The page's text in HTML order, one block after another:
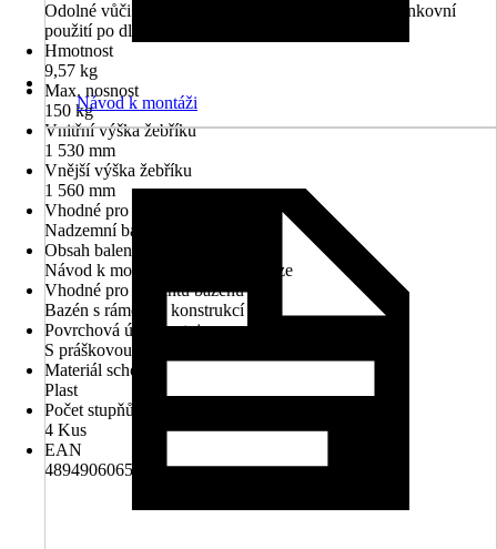
Odolné vůči povětrnostním vlivům – vhodné pro venkovní
použití po dlouhou dobu.
Hmotnost
9,57 kg
Max. nosnost
150 kg
Vnitřní výška žebříku
1 530 mm
Vnější výška žebříku
1 560 mm
Vhodné pro typ bazénu
Nadzemní bazén
Obsah balení
Návod k montáži, Návod k obsluze
Vhodné pro variantu bazénu
Bazén s rámovou konstrukcí
Povrchová úprava stojanu
S práškovou úpravou
Materiál schodu
Plast
Počet stupňů
4 Kus
EAN
4894906065746
Návod k montáži